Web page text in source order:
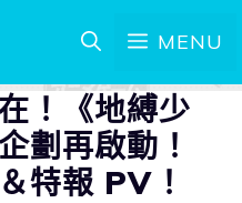
MENU
！《地縛少
劃再啟動！
特報 PV！